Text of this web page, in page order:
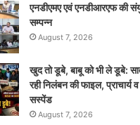
एनडीएमए एवं एनडीआरएफ की
सम्पन्न
August 7, 2026
खुद तो डूबे, बाबू को भी ले डूबे:
रही निलंबन की फाइल, प्राचार्य व
सस्पेंड
August 7, 2026